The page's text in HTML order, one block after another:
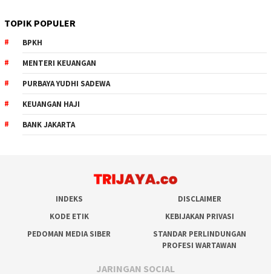
TOPIK POPULER
BPKH
MENTERI KEUANGAN
PURBAYA YUDHI SADEWA
KEUANGAN HAJI
BANK JAKARTA
INDEKS
DISCLAIMER
KODE ETIK
KEBIJAKAN PRIVASI
PEDOMAN MEDIA SIBER
STANDAR PERLINDUNGAN
PROFESI WARTAWAN
JARINGAN SOCIAL